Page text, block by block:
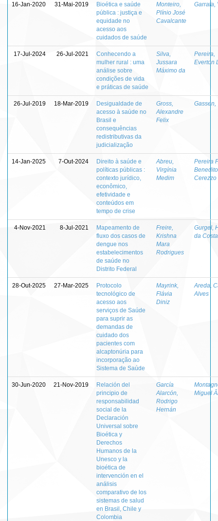
16-Jan-2020 31-Mai-2019
Bioética e saúde
pública : justiça e
equidade no
acesso aos
cuidados de saúde
Monteiro,
Plínio José
Cavalcante
Garrafa,
17-Jul-2024 26-Jul-2021
Conhecendo a
mulher rural : uma
análise sobre
condições de vida
e práticas de saúde
Silva,
Jussara
Máximo da
Pereira,
Everton
26-Jul-2019 18-Mar-2019
Desigualdade de
acesso à saúde no
Brasil e
consequências
redistributivas da
judicialização
Gross,
Alexandre
Felix
Gassen,
14-Jan-2025 7-Out-2024
Direito à saúde e
políticas públicas :
contexto jurídico,
econômico,
efetividade e
conteúdos em
tempo de crise
Abreu,
Virgínia
Medim
Pereira
Benedito
Cerezzo
4-Nov-2021 8-Jul-2021
Mapeamento de
fluxo dos casos de
dengue nos
estabelecimentos
de saúde no
Distrito Federal
Freire,
Krishna
Mara
Rodrigues
Gurgel,
da Costa
28-Out-2025 27-Mar-2025
Protocolo
tecnológico de
acesso aos
serviços de Saúde
para suprir as
demandas de
cuidado dos
pacientes com
alcaptonúria para
incorporação ao
Sistema de Saúde
Mayrink,
Flávia
Diniz
Areda,
Alves
30-Jun-2020 21-Nov-2019
Relación del
principio de
responsabilidad
social de la
Declaración
Universal sobre
Bioética y
Derechos
Humanos de la
Unesco y la
bioética de
intervención en el
análisis
comparativo de los
sistemas de salud
en Brasil, Chile y
Colombia
García
Alarcón,
Rodrigo
Hernán
Miguel